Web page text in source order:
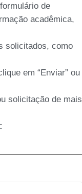
de
acadêmica,
solicitados, como
em “Enviar” ou
solicitação de mais